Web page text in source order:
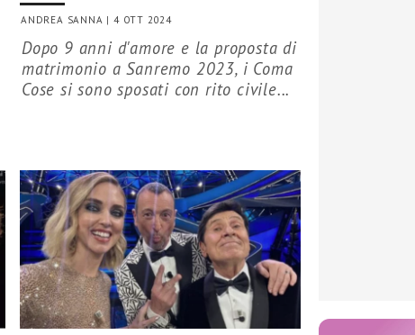
ANDREA SANNA |4 OTT 2024
Dopo 9 anni d'amore e la proposta di
matrimonio a Sanremo 2023, i Coma
Cose si sono sposati con rito civile...